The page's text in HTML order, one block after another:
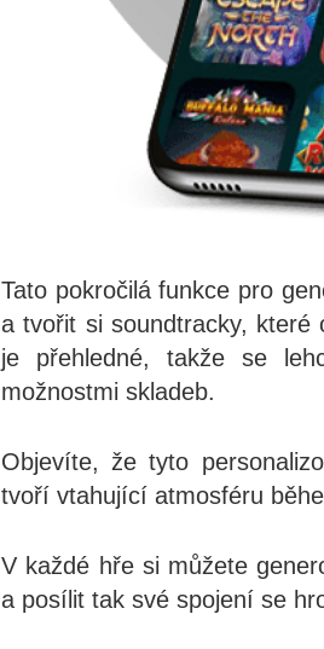
Tato pokročilá funkce pro
a tvořit si soundtracky, které
je přehledné, takže se
možnostmi skladeb.
Objevíte, že tyto
tvoří vtahující atmosféru
V každé hře si můžete
a posílit tak své spojení se